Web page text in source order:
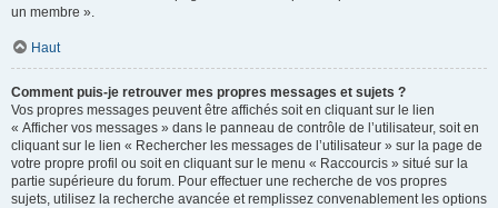
un membre ».
Haut
Comment puis-je retrouver mes propres messages et sujets ?
Vos propres messages peuvent être affichés soit en cliquant sur le lien
« Afficher vos messages » dans le panneau de contrôle de l’utilisateur, soit en
cliquant sur le lien « Rechercher les messages de l’utilisateur » sur la page de
votre propre profil ou soit en cliquant sur le menu « Raccourcis » situé sur la
partie supérieure du forum. Pour effectuer une recherche de vos propres
sujets, utilisez la recherche avancée et remplissez convenablement les options